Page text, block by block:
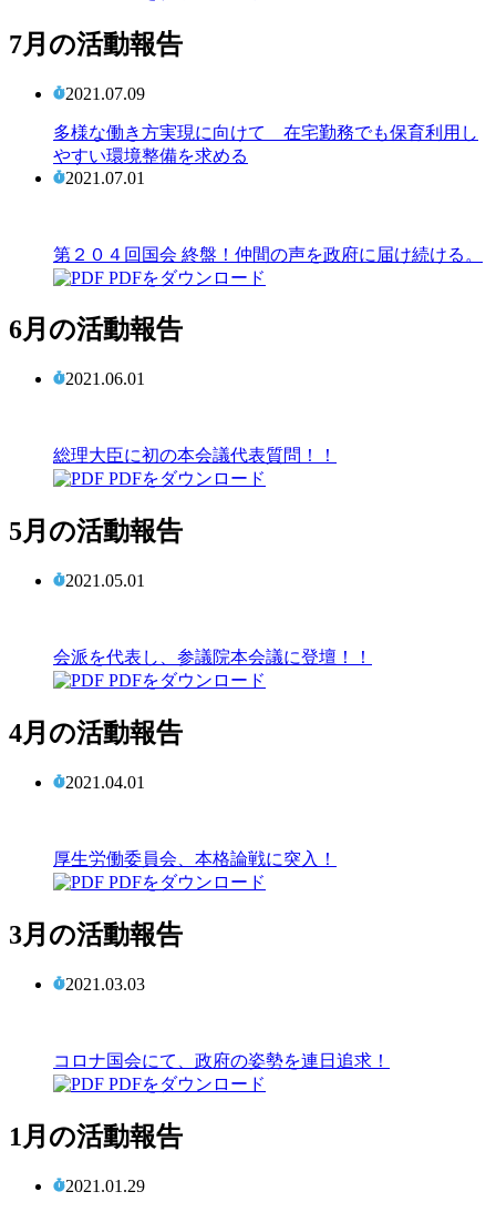
7月の活動報告
2021.07.09
多様な働き方実現に向けて 在宅勤務でも保育利用し
やすい環境整備を求める
2021.07.01
第２０４回国会 終盤！仲間の声を政府に届け続ける。
PDFをダウンロード
6月の活動報告
2021.06.01
総理大臣に初の本会議代表質問！！
PDFをダウンロード
5月の活動報告
2021.05.01
会派を代表し、参議院本会議に登壇！！
PDFをダウンロード
4月の活動報告
2021.04.01
厚生労働委員会、本格論戦に突入！
PDFをダウンロード
3月の活動報告
2021.03.03
コロナ国会にて、政府の姿勢を連日追求！
PDFをダウンロード
1月の活動報告
2021.01.29